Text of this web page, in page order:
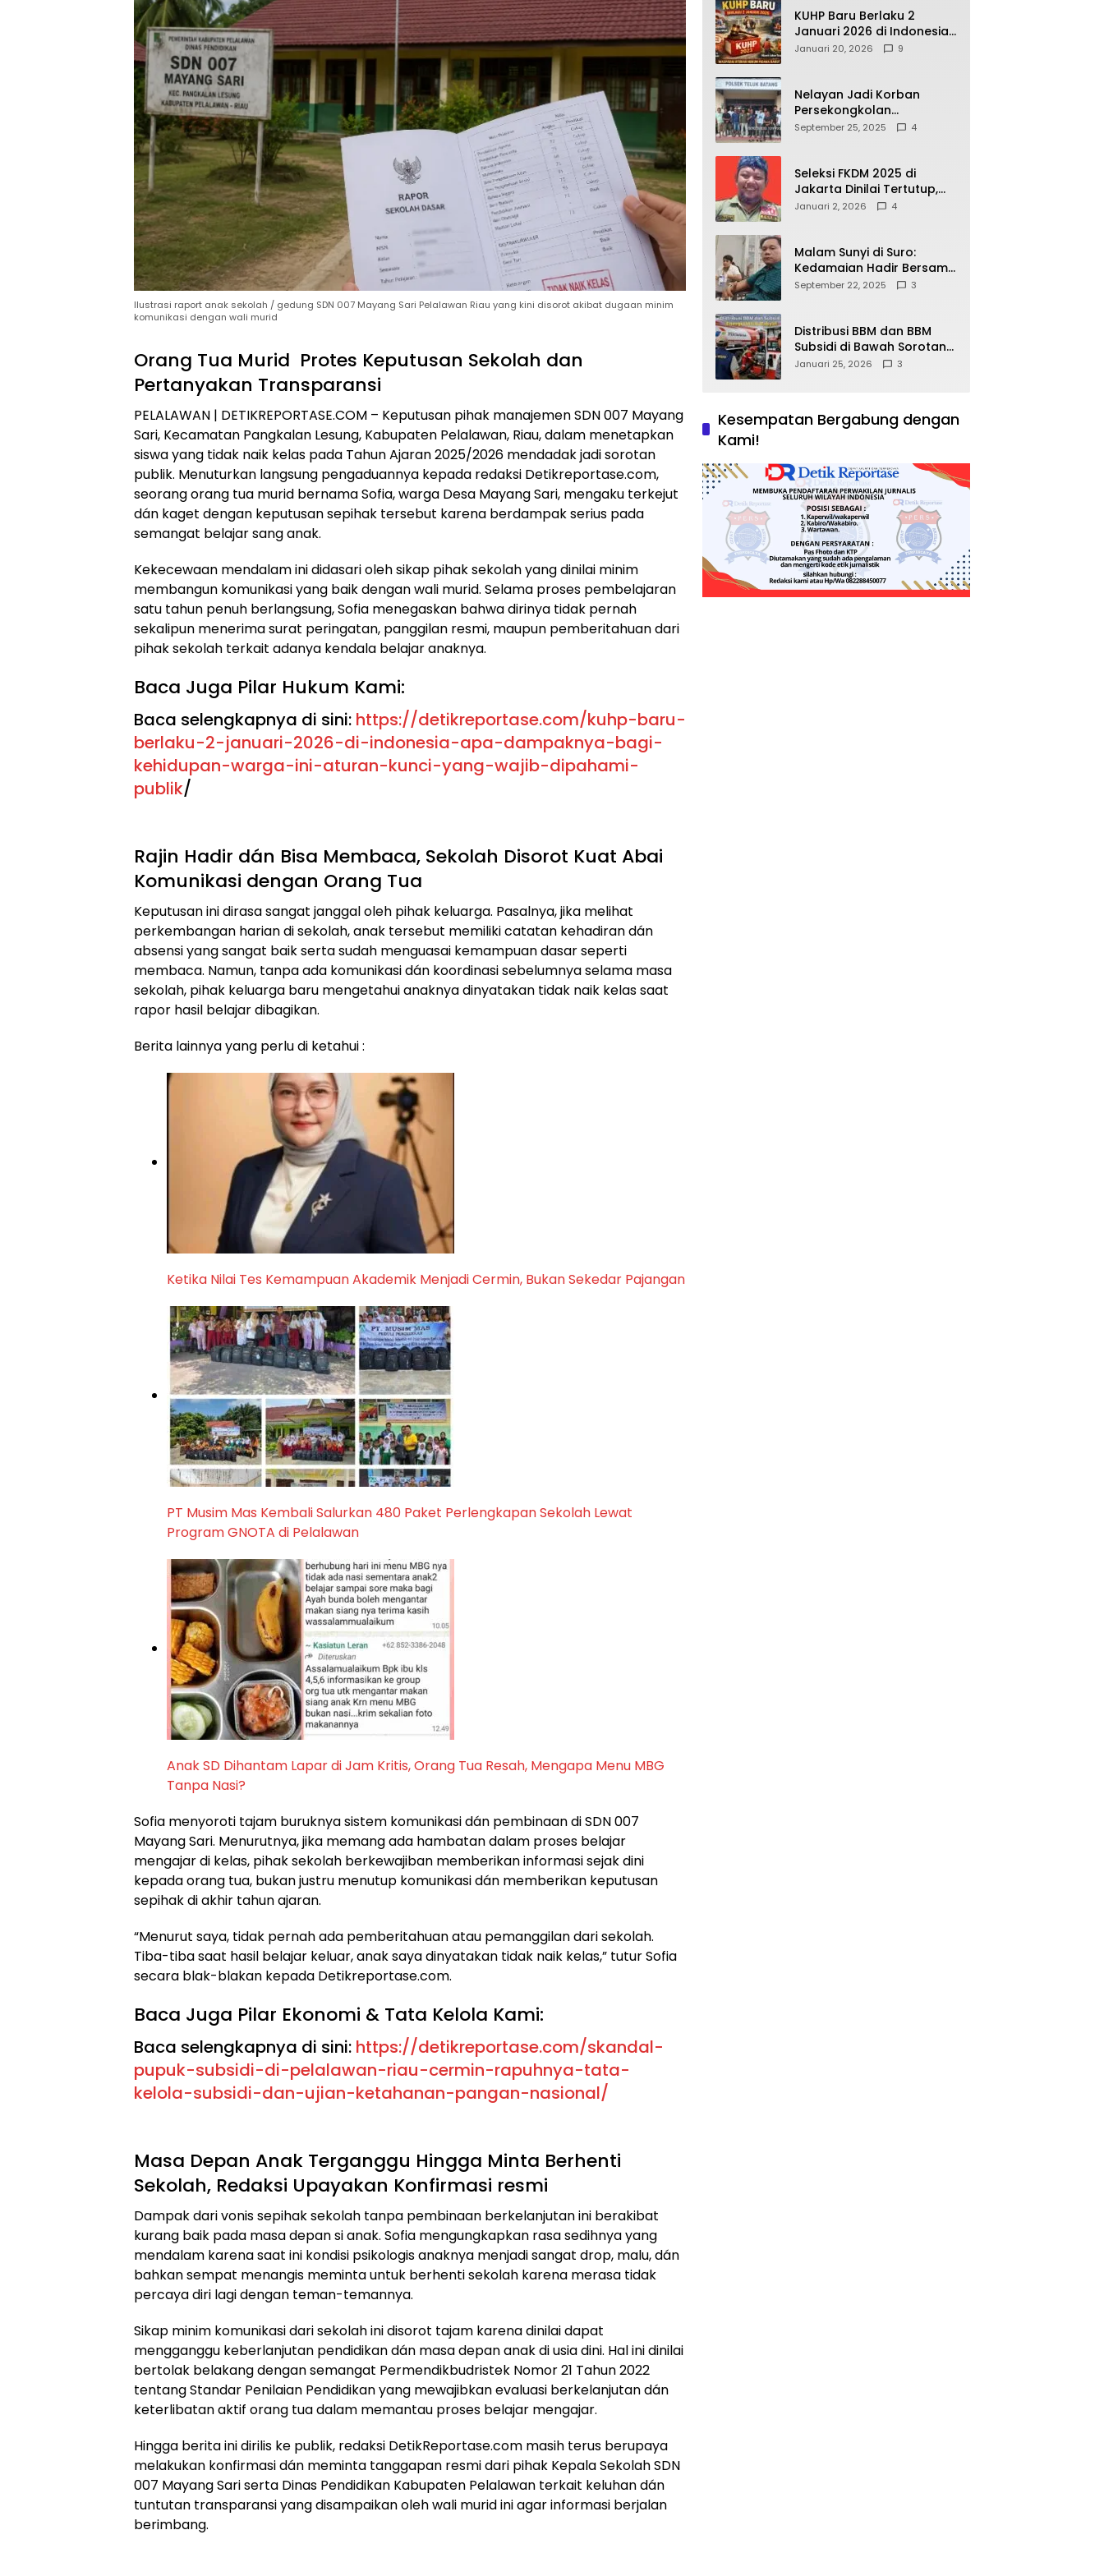
Ilustrasi raport anak sekolah / gedung SDN 007 Mayang Sari Pelalawan Riau yang kini disorot akibat dugaan minim
komunikasi dengan wali murid
Orang Tua Murid Protes Keputusan Sekolah dan
Pertanyakan Transparansi
PELALAWAN | DETIKREPORTASE.COM – Keputusan pihak manajemen SDN 007 Mayang
Sari, Kecamatan Pangkalan Lesung, Kabupaten Pelalawan, Riau, dalam menetapkan
siswa yang tidak naik kelas pada Tahun Ajaran 2025/2026 mendadak jadi sorotan
publik. Menuturkan langsung pengaduannya kepada redaksi Detikreportase.com,
seorang orang tua murid bernama Sofia, warga Desa Mayang Sari, mengaku terkejut
dán kaget dengan keputusan sepihak tersebut karena berdampak serius pada
semangat belajar sang anak.
Kekecewaan mendalam ini didasari oleh sikap pihak sekolah yang dinilai minim
membangun komunikasi yang baik dengan wali murid. Selama proses pembelajaran
satu tahun penuh berlangsung, Sofia menegaskan bahwa dirinya tidak pernah
sekalipun menerima surat peringatan, panggilan resmi, maupun pemberitahuan dari
pihak sekolah terkait adanya kendala belajar anaknya.
Baca Juga Pilar Hukum Kami:
Baca selengkapnya di sini: https://detikreportase.com/kuhp-baru-
berlaku-2-januari-2026-di-indonesia-apa-dampaknya-bagi-
kehidupan-warga-ini-aturan-kunci-yang-wajib-dipahami-
publik/
Rajin Hadir dán Bisa Membaca, Sekolah Disorot Kuat Abai
Komunikasi dengan Orang Tua
Keputusan ini dirasa sangat janggal oleh pihak keluarga. Pasalnya, jika melihat
perkembangan harian di sekolah, anak tersebut memiliki catatan kehadiran dán
absensi yang sangat baik serta sudah menguasai kemampuan dasar seperti
membaca. Namun, tanpa ada komunikasi dán koordinasi sebelumnya selama masa
sekolah, pihak keluarga baru mengetahui anaknya dinyatakan tidak naik kelas saat
rapor hasil belajar dibagikan.
Berita lainnya yang perlu di ketahui :
Ketika Nilai Tes Kemampuan Akademik Menjadi Cermin, Bukan Sekedar Pajangan
PT Musim Mas Kembali Salurkan 480 Paket Perlengkapan Sekolah Lewat
Program GNOTA di Pelalawan
Anak SD Dihantam Lapar di Jam Kritis, Orang Tua Resah, Mengapa Menu MBG
Tanpa Nasi?
Sofia menyoroti tajam buruknya sistem komunikasi dán pembinaan di SDN 007
Mayang Sari. Menurutnya, jika memang ada hambatan dalam proses belajar
mengajar di kelas, pihak sekolah berkewajiban memberikan informasi sejak dini
kepada orang tua, bukan justru menutup komunikasi dán memberikan keputusan
sepihak di akhir tahun ajaran.
“Menurut saya, tidak pernah ada pemberitahuan atau pemanggilan dari sekolah.
Tiba-tiba saat hasil belajar keluar, anak saya dinyatakan tidak naik kelas,” tutur Sofia
secara blak-blakan kepada Detikreportase.com.
Baca Juga Pilar Ekonomi & Tata Kelola Kami:
Baca selengkapnya di sini: https://detikreportase.com/skandal-
pupuk-subsidi-di-pelalawan-riau-cermin-rapuhnya-tata-
kelola-subsidi-dan-ujian-ketahanan-pangan-nasional/
Masa Depan Anak Terganggu Hingga Minta Berhenti
Sekolah, Redaksi Upayakan Konfirmasi resmi
Dampak dari vonis sepihak sekolah tanpa pembinaan berkelanjutan ini berakibat
kurang baik pada masa depan si anak. Sofia mengungkapkan rasa sedihnya yang
mendalam karena saat ini kondisi psikologis anaknya menjadi sangat drop, malu, dán
bahkan sempat menangis meminta untuk berhenti sekolah karena merasa tidak
percaya diri lagi dengan teman-temannya.
Sikap minim komunikasi dari sekolah ini disorot tajam karena dinilai dapat
mengganggu keberlanjutan pendidikan dán masa depan anak di usia dini. Hal ini dinilai
bertolak belakang dengan semangat Permendikbudristek Nomor 21 Tahun 2022
tentang Standar Penilaian Pendidikan yang mewajibkan evaluasi berkelanjutan dán
keterlibatan aktif orang tua dalam memantau proses belajar mengajar.
Hingga berita ini dirilis ke publik, redaksi DetikReportase.com masih terus berupaya
melakukan konfirmasi dán meminta tanggapan resmi dari pihak Kepala Sekolah SDN
007 Mayang Sari serta Dinas Pendidikan Kabupaten Pelalawan terkait keluhan dán
tuntutan transparansi yang disampaikan oleh wali murid ini agar informasi berjalan
berimbang.
KUHP Baru Berlaku 2
Januari 2026 di Indonesia,
Apa Dampaknya bagi
Dipahami Publik
Januari 20, 2026 9
Nelayan Jadi Korban
Persekongkolan
Penyelewengan BBM
September 25, 2025 4
Seleksi FKDM 2025 di
Jakarta Dinilai Tertutup,
Transparansi
Januari 2, 2026 4
Malam Sunyi di Suro:
Kedamaian Hadir Bersama
Secangkir Kopi Hangat
September 22, 2025 3
Distribusi BBM dan BBM
Subsidi di Bawah Sorotan
Publik: Antara Kepentingan
Januari 25, 2026 3
Kesempatan Bergabung dengan
Kami!